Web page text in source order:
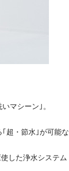
マシーン｣。
超・節水｣が可能な
した浄水システム